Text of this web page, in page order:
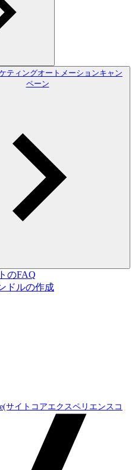
ティングオートメーションキャン
ペーン
のFAQ
ドルの作成
サイトコアエクスペリエンスコ